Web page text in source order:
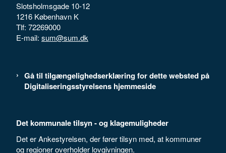
Slotsholmsgade 10-12
1216 København K
Tlf: 72269000
E-mail: sum@sum.dk
Gå til tilgængelighedserklæring for dette websted på
Digitaliseringsstyrelsens hjemmeside
Det kommunale tilsyn - og klagemuligheder
Det er Ankestyrelsen, der fører tilsyn med, at kommuner
og regioner overholder lovgivningen.